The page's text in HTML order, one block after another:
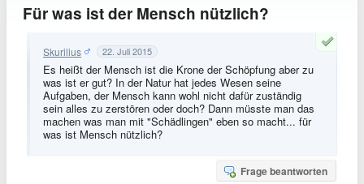
Für was ist der Mensch nützlich?
Skurilius 22. Juli 2015
Es heißt der Mensch ist die Krone der Schöpfung aber zu
was ist er gut? In der Natur hat jedes Wesen seine
Aufgaben, der Mensch kann wohl nicht dafür zuständig
sein alles zu zerstören oder doch? Dann müsste man das
machen was man mit "Schädlingen" eben so macht... für
was ist Mensch nützlich?
Frage beantworten